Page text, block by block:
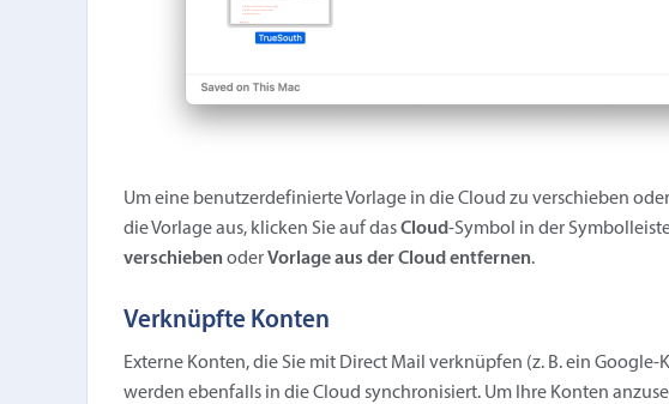
Um eine benutzerdefinierte Vorlage in die Cloud zu verschieben
die Vorlage aus, klicken Sie auf dasCloud-Symbol in der
verschieben oderVorlage aus der Cloud entfernen.
Verknüpfte Konten
Externe Konten, die Sie mit Direct Mail verknüpfen (z. B. ein
werden ebenfalls in die Cloud synchronisiert. Um Ihre Konten